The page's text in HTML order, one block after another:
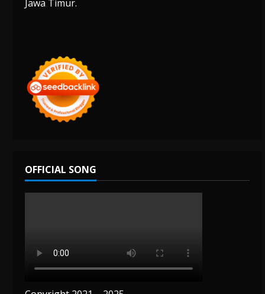
Jawa Timur.
OFFICIAL SONG